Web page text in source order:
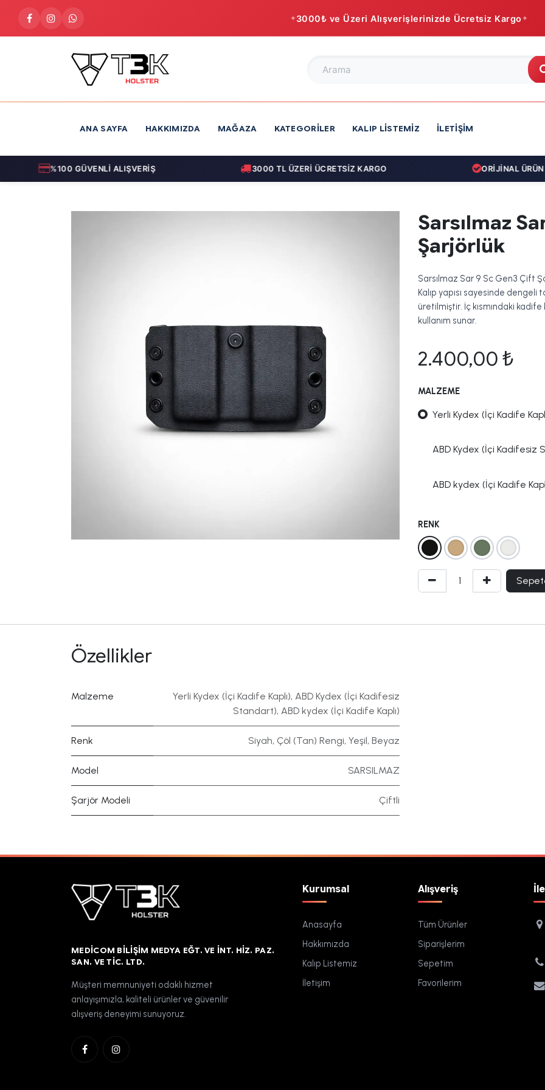
3000₺ ve Üzeri Alışverişlerinizde Ücretsiz Kargo
ANA SAYFA HAKKIMIZDA MAĞAZA KATEGORILER KALIP LISTEMIZ İLETIŞIM
%100 GÜVENLİ ALIŞVERİŞ 3000 TL ÜZERİ ÜCRETSİZ KARGO ORİJİNAL ÜRÜN
Sarsılmaz
Şarjörlük
Sarsılmaz Sar 9 Sc Gen3 Çift
Kalıp yapısı sayesinde
üretilmiştir. İç kısmındaki
kullanım sunar.
2.400,00 ₺
MALZEME
Yerli Kydex (İçi Kadife
ABD Kydex (İçi Kadifesiz
ABD kydex (İçi Kadife
RENK
Özellikler
Malzeme Yerli Kydex (İçi Kadife Kaplı), ABD Kydex (İçi Kadifesiz
Standart), ABD kydex (İçi Kadife Kaplı)
Renk Siyah, Çöl (Tan) Rengi, Yeşil, Beyaz
Model SARSILMAZ
Şarjör Modeli Çiftli
MEDICOM BILIŞIM MEDYA EĞT. VE İNT. HIZ. PAZ.
SAN. VE TIC. LTD.
Müşteri memnuniyeti odaklı hizmet
anlayışımızla, kaliteli ürünler ve güvenilir
alışveriş deneyimi sunuyoruz.
Kurumsal
Anasayfa
Hakkımızda
Kalıp Listemiz
İletişim
Alışveriş
Tüm Ürünler
Siparişlerim
Sepetim
Favorilerim